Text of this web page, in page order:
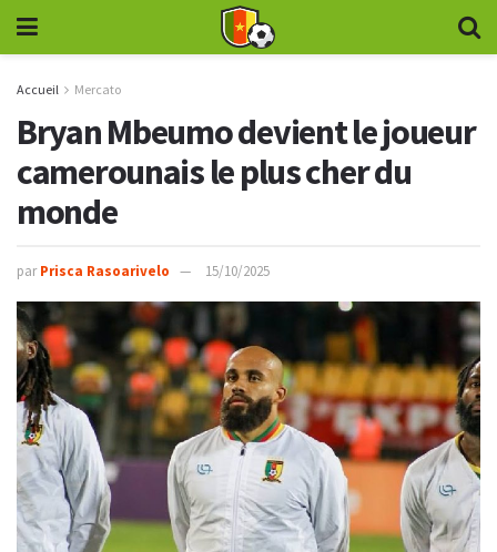
Accueil Mercato
Bryan Mbeumo devient le joueur
camerounais le plus cher du
monde
par Prisca Rasoarivelo 15/10/2025